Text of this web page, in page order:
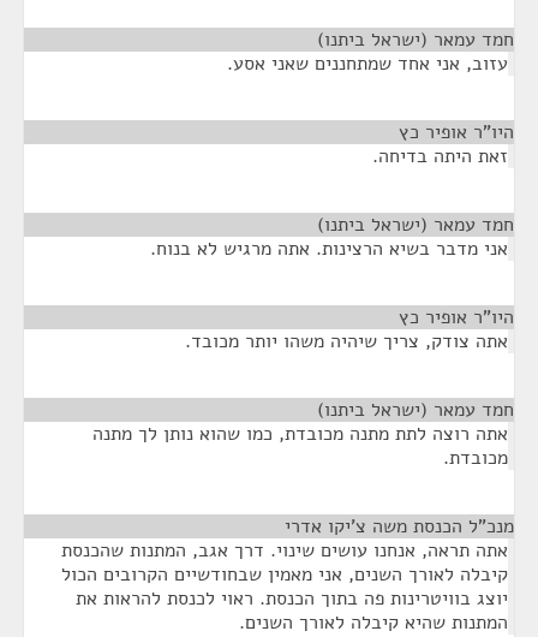
חמד עמאר (ישראל ביתנו)
עזוב, אני אחד שמתחננים שאני אסע.
היו"ר אופיר כץ
זאת היתה בדיחה.
חמד עמאר (ישראל ביתנו)
אני מדבר בשיא הרצינות. אתה מרגיש לא בנוח.
היו"ר אופיר כץ
אתה צודק, צריך שיהיה משהו יותר מכובד.
חמד עמאר (ישראל ביתנו)
אתה רוצה לתת מתנה מכובדת, כמו שהוא נותן לך מתנה
מכובדת.
מנכ”ל הכנסת משה צ’יקו אדרי
אתה תראה, אנחנו עושים שינוי. דרך אגב, המתנות שהכנסת
קיבלה לאורך השנים, אני מאמין שבחודשיים הקרובים הכול
יוצג בוויטרינות פה בתוך הכנסת. ראוי לכנסת להראות את
המתנות שהיא קיבלה לאורך השנים.